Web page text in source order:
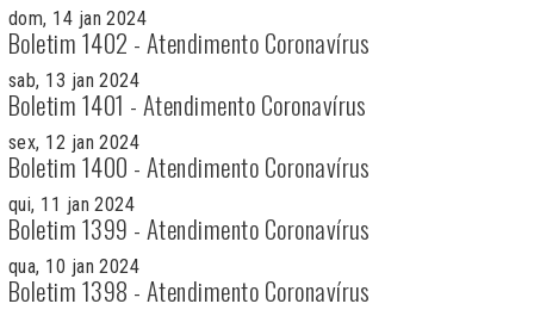
dom, 14 jan 2024
Boletim 1402 - Atendimento Coronavírus
sab, 13 jan 2024
Boletim 1401 - Atendimento Coronavírus
sex, 12 jan 2024
Boletim 1400 - Atendimento Coronavírus
qui, 11 jan 2024
Boletim 1399 - Atendimento Coronavírus
qua, 10 jan 2024
Boletim 1398 - Atendimento Coronavírus